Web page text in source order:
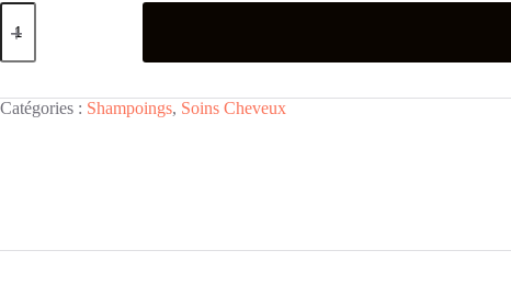
quantité
de
(2x10ml)
Cheveux
de
Catégories : Shampoings, Soins Cheveux